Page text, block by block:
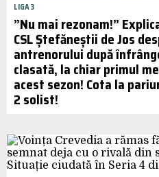
LIGA 3
”Nu mai rezonam!”
CSL Ștefăneștii de Jos
antrenorului după
clasată, la chiar primul
acest sezon! Cota la
2 solist!